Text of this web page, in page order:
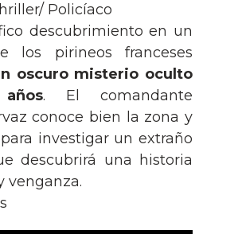
Policíaco
descubrimiento en un
los pirineos franceses
oscuro misterio oculto
. El comandante
conoce bien la zona y
investigar un extraño
descubrirá una historia
venganza.